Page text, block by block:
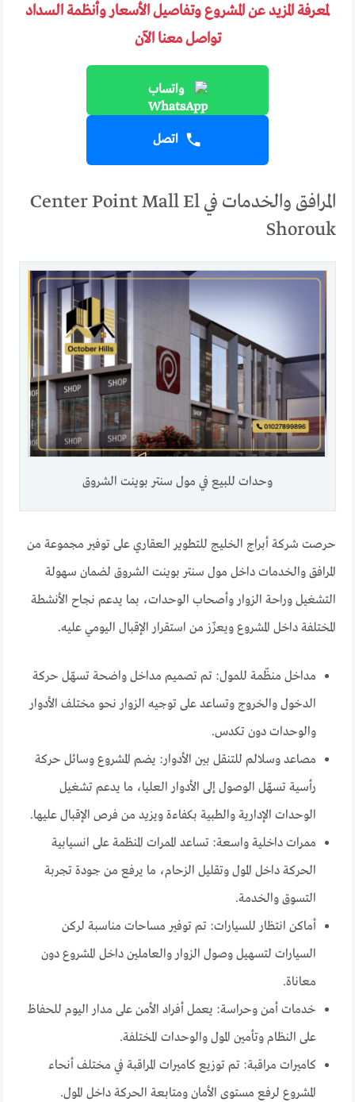
لمعرفة المزيد عن المشروع وتفاصيل الأسعار وأنظمة السداد
تواصل معنا الآن
واتساب
اتصل
المرافق والخدمات في Center Point Mall El
Shorouk
وحدات للبيع في مول سنتر بوينت الشروق
حرصت شركة أبراج الخليج للتطوير العقاري على توفير مجموعة من
المرافق والخدمات داخل مول سنتر بوينت الشروق لضمان سهولة
التشغيل وراحة الزوار وأصحاب الوحدات، بما يدعم نجاح الأنشطة
المختلفة داخل المشروع ويعزّز من استقرار الإقبال اليومي عليه.
مداخل منظّمة للمول: تم تصميم مداخل واضحة تسهّل حركة
الدخول والخروج وتساعد على توجيه الزوار نحو مختلف الأدوار
والوحدات دون تكدس.
مصاعد وسلالم للتنقل بين الأدوار: يضم المشروع وسائل حركة
رأسية تسهّل الوصول إلى الأدوار العليا، ما يدعم تشغيل
الوحدات الإدارية والطبية بكفاءة ويزيد من فرص الإقبال عليها.
ممرات داخلية واسعة: تساعد الممرات المنظمة على انسيابية
الحركة داخل المول وتقليل الزحام، ما يرفع من جودة تجربة
التسوق والخدمة.
أماكن انتظار للسيارات: تم توفير مساحات مناسبة لركن
السيارات لتسهيل وصول الزوار والعاملين داخل المشروع دون
معاناة.
خدمات أمن وحراسة: يعمل أفراد الأمن على مدار اليوم للحفاظ
على النظام وتأمين المول والوحدات المختلفة.
كاميرات مراقبة: تم توزيع كاميرات المراقبة في مختلف أنحاء
المشروع لرفع مستوى الأمان ومتابعة الحركة داخل المول.